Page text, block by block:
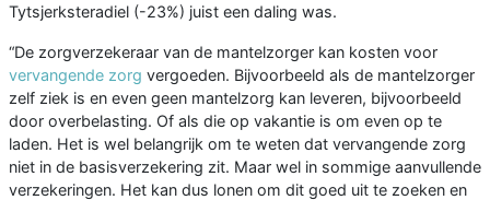
Tytsjerksteradiel (-23%) juist een daling was.
“De zorgverzekeraar van de mantelzorger kan kosten voor
vervangende zorg vergoeden. Bijvoorbeeld als de mantelzorger
zelf ziek is en even geen mantelzorg kan leveren, bijvoorbeeld
door overbelasting. Of als die op vakantie is om even op te
laden. Het is wel belangrijk om te weten dat vervangende zorg
niet in de basisverzekering zit. Maar wel in sommige aanvullende
verzekeringen. Het kan dus lonen om dit goed uit te zoeken en